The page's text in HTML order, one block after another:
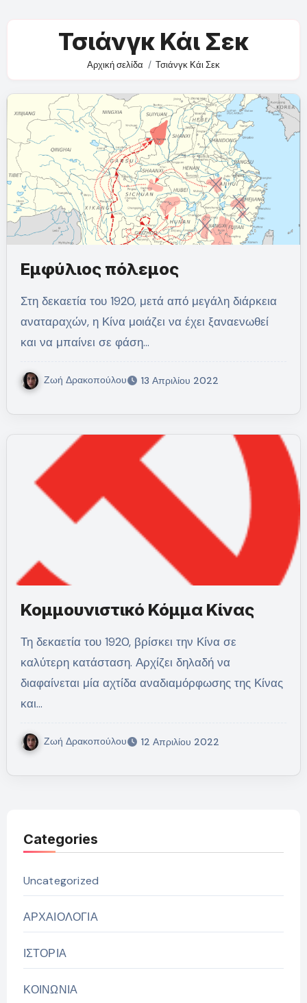
Τσιάνγκ Κάι Σεκ
Αρχική σελίδα Τσιάνγκ Κάι Σεκ
Εμφύλιος πόλεμος
Στη δεκαετία του 1920, μετά από μεγάλη διάρκεια
αναταραχών, η Κίνα μοιάζει να έχει ξαναενωθεί
και να μπαίνει σε φάση…
Ζωή Δρακοπούλου 13 Απριλίου 2022
Κομμουνιστικό Κόμμα Κίνας
Τη δεκαετία του 1920, βρίσκει την Κίνα σε
καλύτερη κατάσταση. Αρχίζει δηλαδή να
διαφαίνεται μία αχτίδα αναδιαμόρφωσης της Κίνας
και…
Ζωή Δρακοπούλου 12 Απριλίου 2022
Categories
Uncategorized
ΑΡΧΑΙΟΛΟΓΙΑ
ΙΣΤΟΡΙΑ
ΚΟΙΝΩΝΙΑ